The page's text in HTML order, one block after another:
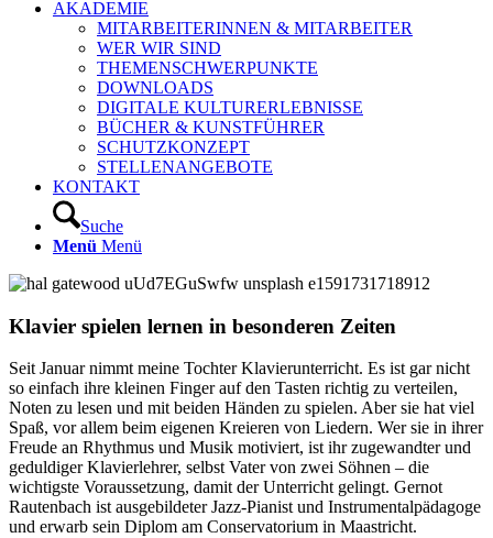
AKADEMIE
MITARBEITERINNEN & MITARBEITER
WER WIR SIND
THEMENSCHWERPUNKTE
DOWNLOADS
DIGITALE KULTURERLEBNISSE
BÜCHER & KUNSTFÜHRER
SCHUTZKONZEPT
STELLENANGEBOTE
KONTAKT
Suche
Menü Menü
Klavier spielen lernen in besonderen Zeiten
Seit Januar nimmt meine Tochter Klavierunterricht. Es ist gar nicht
so einfach ihre kleinen Finger auf den Tasten richtig zu verteilen,
Noten zu lesen und mit beiden Händen zu spielen. Aber sie hat viel
Spaß, vor allem beim eigenen Kreieren von Liedern. Wer sie in ihrer
Freude an Rhythmus und Musik motiviert, ist ihr zugewandter und
geduldiger Klavierlehrer, selbst Vater von zwei Söhnen – die
wichtigste Voraussetzung, damit der Unterricht gelingt. Gernot
Rautenbach ist ausgebildeter Jazz-Pianist und Instrumentalpädagoge
und erwarb sein Diplom am Conservatorium in Maastricht.